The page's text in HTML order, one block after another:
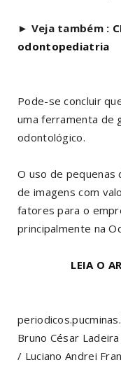
► Veja também :
odontopediatria
Pode-se concluir
uma ferramenta de
odontológico.
O uso de pequenas
de imagens com
fatores para o
principalmente na
LEIA O
Bruno César
/ Luciano Andrei